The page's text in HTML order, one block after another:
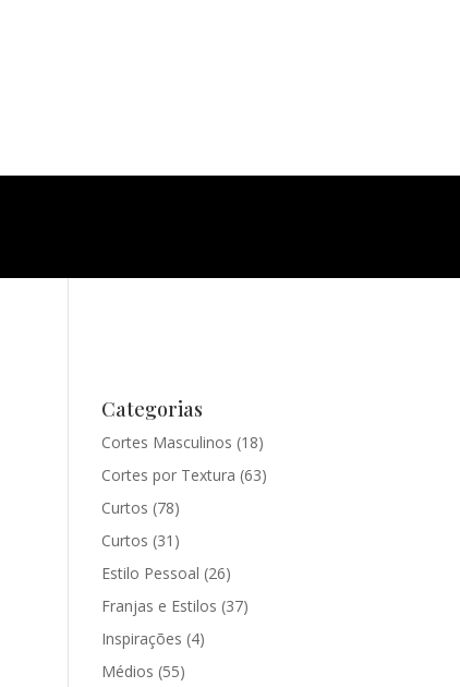
Categorias
Cortes Masculinos (18)
Cortes por Textura (63)
Curtos (78)
Curtos (31)
Estilo Pessoal (26)
Franjas e Estilos (37)
Inspirações (4)
Médios (55)